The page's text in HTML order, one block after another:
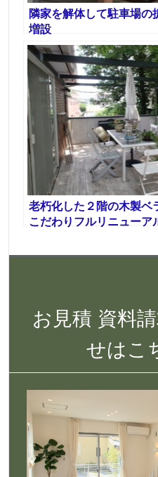
隣家を解体して駐車場の
増設
老朽化した２階の木製ベ
こだわりフルリニューア
お見積 資料
せはこ